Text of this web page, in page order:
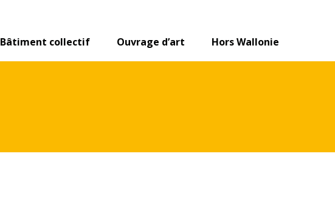
Bâtiment collectif Ouvrage d’art Hors Wallonie